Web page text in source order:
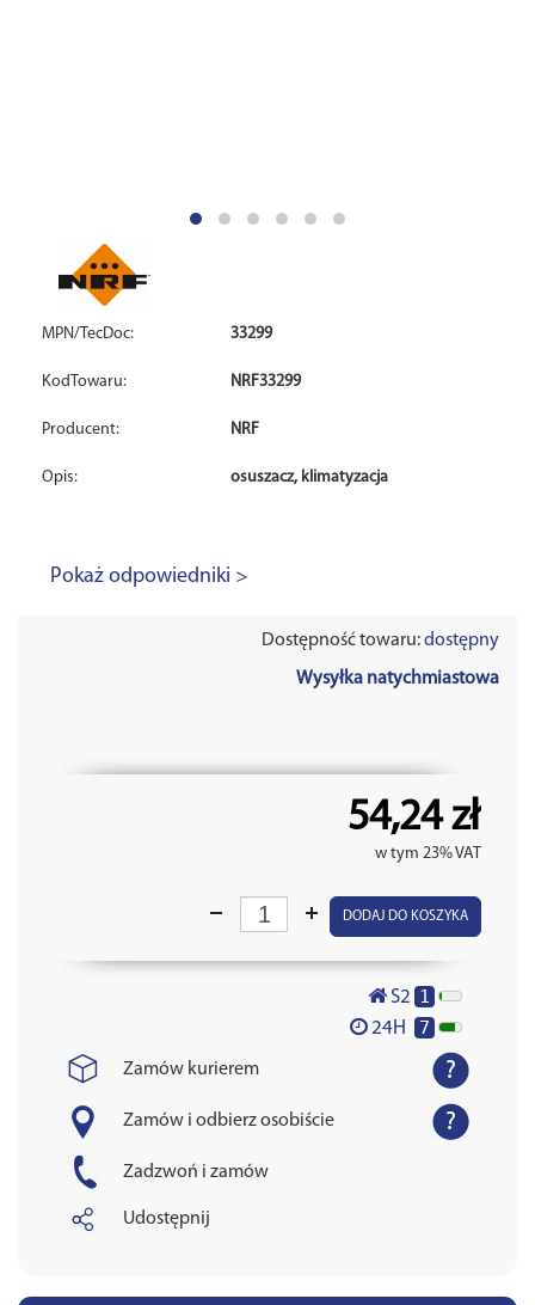
MPN/TecDoc: 33299
KodTowaru: NRF33299
Producent: NRF
Opis: osuszacz, klimatyzacja
Pokaż odpowiedniki >
Dostępność towaru:dostępny
Wysyłka natychmiastowa
54,24 zł
w tym 23% VAT
DODAJ DO KOSZYKA
S2 1
24H 7
Zamów kurierem
Zamów i odbierz osobiście
Zadzwoń i zamów
Udostępnij